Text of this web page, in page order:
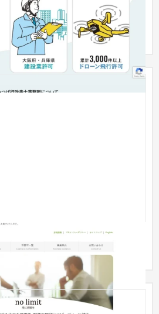
。ご自身で昔作られたホームページ
用したいとのことでした。 建築業許
コーポレートサイト